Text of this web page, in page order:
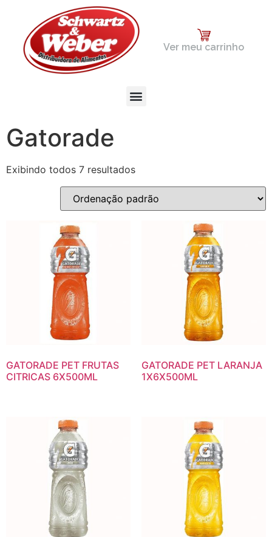
Ver meu carrinho
Gatorade
Exibindo todos 7 resultados
GATORADE PET FRUTAS
CITRICAS 6X500ML
GATORADE PET LARANJA
1X6X500ML